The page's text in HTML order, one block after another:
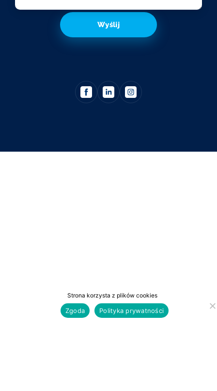
Strona korzysta z plików cookies
Zgoda Polityka prywatności